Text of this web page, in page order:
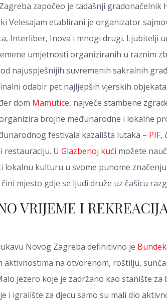
započeo je tadašnji gradonačelnik
Velesajam etablirani je organizator
Interliber, Inova i mnogi drugi. Ljubitelji
umjetnosti organiziranih u raznim
najuspješnijih suvremenih sakralnih
odabir pet najljepših vjerskih
dom Mamutice, najveće stambene
brojne međunarodne i lokalne
festivala kazališta lutaka – PIF,
restauraciju. U Glazbenoj kući možete
lokalnu kulturu u svome punome
mjesto gdje se ljudi druže uz čašicu
VRIJEME I
Novog Zagreba definitivno je Bundek
na otvorenom, roštilju,
jezero koje je zadržano kao stanište
i igralište za djecu samo su mali dio